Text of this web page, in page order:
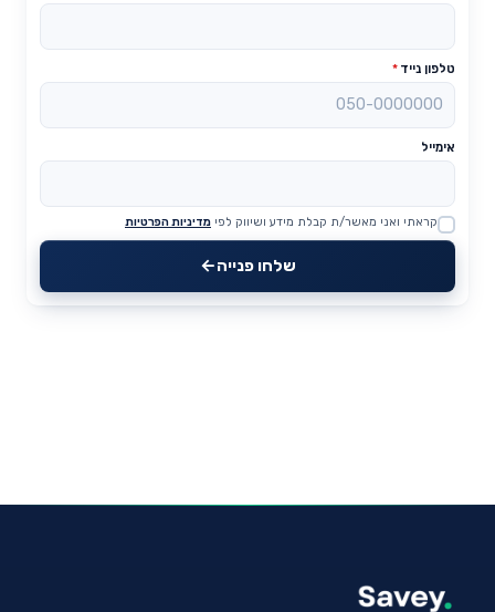
טלפון נייד *
אימייל
Website
קראתי ואני מאשר/ת קבלת מידע ושיווק לפי מדיניות הפרטיות
שלחו פנייה